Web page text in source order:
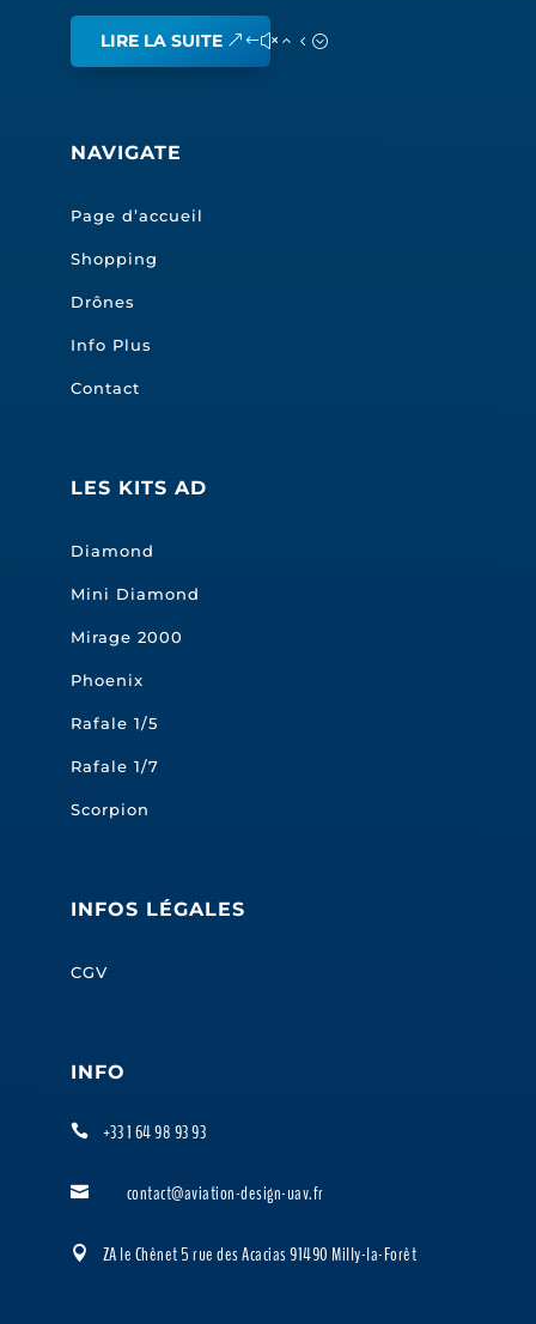
LIRE LA SUITE
NAVIGATE
Page d’accueil
Shopping
Drônes
Info Plus
Contact
LES KITS AD
Diamond
Mini Diamond
Mirage 2000
Phoenix
Rafale 1/5
Rafale 1/7
Scorpion
INFOS LÉGALES
CGV
INFO
 +33 1 64 98 93 93
 contact@aviation-design-uav.fr
 ZA le Chênet 5 rue des Acacias 91490 Milly-la-Forêt